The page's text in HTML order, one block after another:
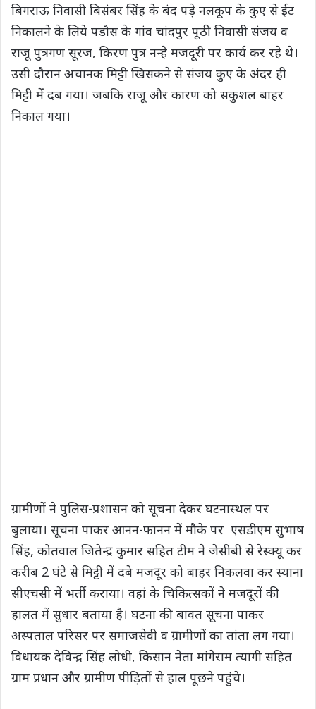
बिगराऊ निवासी बिसंबर सिंह के बंद पड़े नलकूप के कुए से ईट
निकालने के लिये पडौस के गांव चांदपुर पूठी निवासी संजय व
राजू पुत्रगण सूरज, किरण पुत्र नन्हे मजदूरी पर कार्य कर रहे थे।
उसी दौरान अचानक मिट्टी खिसकने से संजय कुए के अंदर ही
मिट्टी में दब गया। जबकि राजू और कारण को सकुशल बाहर
निकाल गया।
ग्रामीणों ने पुलिस-प्रशासन को सूचना देकर घटनास्थल पर
बुलाया। सूचना पाकर आनन-फानन में मौके पर एसडीएम सुभाष
सिंह, कोतवाल जितेन्द्र कुमार सहित टीम ने जेसीबी से रेस्क्यू कर
करीब 2 घंटे से मिट्टी में दबे मजदूर को बाहर निकलवा कर स्याना
सीएचसी में भर्ती कराया। वहां के चिकित्सकों ने मजदूरों की
हालत में सुधार बताया है। घटना की बावत सूचना पाकर
अस्पताल परिसर पर समाजसेवी व ग्रामीणों का तांता लग गया।
विधायक देविन्द्र सिंह लोधी, किसान नेता मांगेराम त्यागी सहित
ग्राम प्रधान और ग्रामीण पीड़ितों से हाल पूछने पहुंचे।